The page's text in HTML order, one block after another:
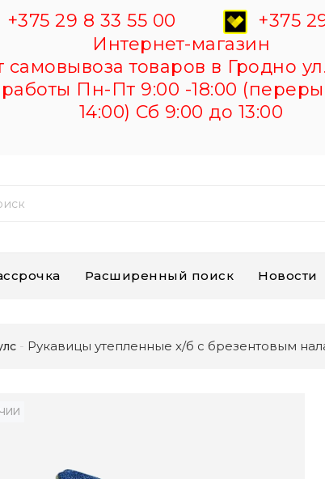
+375 29 8 33 55 00
+375
Интернет-магазин
товаров в Гродно
Пн-Пт 9:00 -18:00
14:00) Сб 9:00 до 13:00
Расширенный поиск Новости
Рукавицы утепленные х/б с брезентовым